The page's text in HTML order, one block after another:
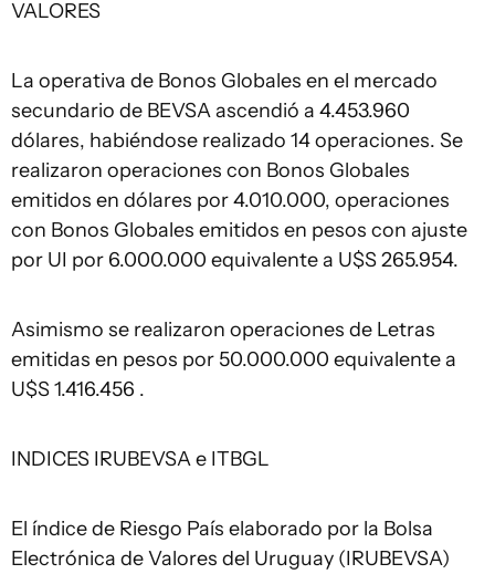
VALORES
La operativa de Bonos Globales en el mercado
secundario de BEVSA ascendió a 4.453.960
dólares, habiéndose realizado 14 operaciones. Se
realizaron operaciones con Bonos Globales
emitidos en dólares por 4.010.000, operaciones
con Bonos Globales emitidos en pesos con ajuste
por UI por 6.000.000 equivalente a U$S 265.954.
Asimismo se realizaron operaciones de Letras
emitidas en pesos por 50.000.000 equivalente a
U$S 1.416.456 .
INDICES IRUBEVSA e ITBGL
El índice de Riesgo País elaborado por la Bolsa
Electrónica de Valores del Uruguay (IRUBEVSA)